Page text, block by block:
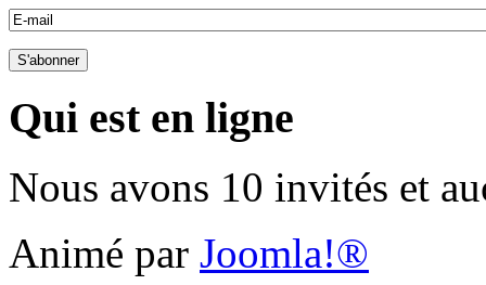
Qui est en ligne
Nous avons 10 invités et
Animé par Joomla!®